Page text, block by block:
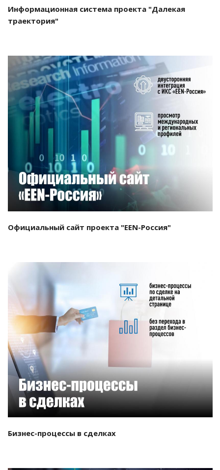
Информационная система проекта "Далекая
траектория"
Смотреть проект
Официальный сайт проекта "EEN-Россия"
Бизнес-процессы в сделках